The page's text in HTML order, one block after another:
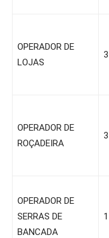
OPERADOR DE
LOJAS
3
OPERADOR DE
ROÇADEIRA
3
OPERADOR DE
SERRAS DE
BANCADA
1